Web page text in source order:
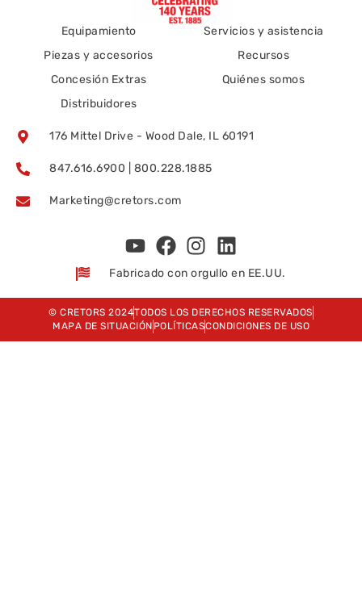
Equipamiento
Piezas y accesorios
Concesión Extras
Distribuidores
Servicios y asistencia
Recursos
Quiénes somos
176 Mittel Drive - Wood Dale, IL 60191
847.616.6900 | 800.228.1885
Marketing@cretors.com
Fabricado con orgullo en EE.UU.
© CRETORS 2024TODOS LOS DERECHOS RESERVADOS
MAPA DE SITUACIÓN POLÍTICASCONDICIONES DE USO